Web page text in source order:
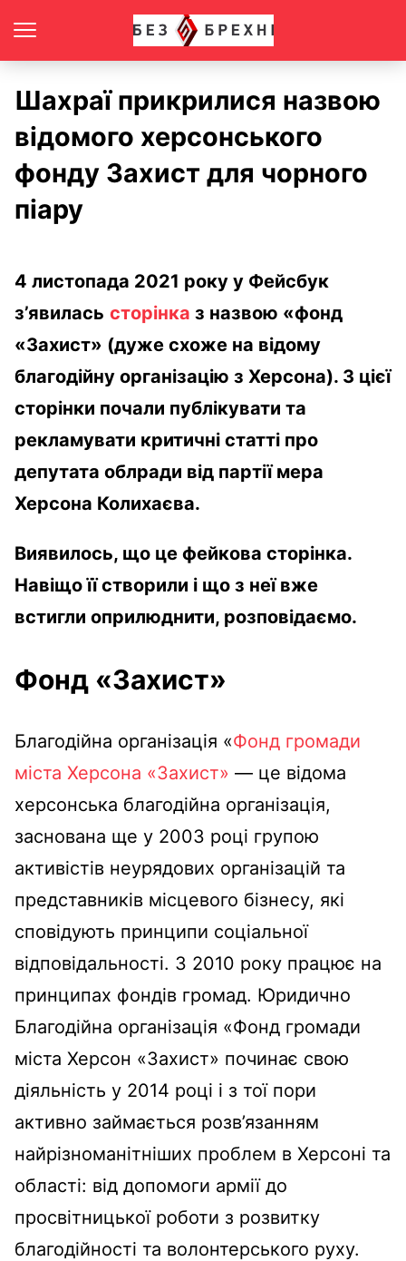
Шахраї прикрилися назвою
відомого херсонського
фонду Захист для чорного
піару
4 листопада 2021 року у Фейсбук
з’явилась сторінка з назвою «фонд
«Захист» (дуже схоже на відому
благодійну організацію з Херсона). З цієї
сторінки почали публікувати та
рекламувати критичні статті про
депутата облради від партії мера
Херсона Колихаєва.
Виявилось, що це фейкова сторінка.
Навіщо її створили і що з неї вже
встигли оприлюднити, розповідаємо.
Фонд «Захист»
Благодійна організація «Фонд громади
міста Херсона «Захист» — це відома
херсонська благодійна організація,
заснована ще у 2003 році групою
активістів неурядових організацій та
представників місцевого бізнесу, які
сповідують принципи соціальної
відповідальності. З 2010 року працює на
принципах фондів громад. Юридично
Благодійна організація «Фонд громади
міста Херсон «Захист» починає свою
діяльність у 2014 році і з тої пори
активно займається розв’язанням
найрізноманітніших проблем в Херсоні та
області: від допомоги армії до
просвітницької роботи з розвитку
благодійності та волонтерського руху.